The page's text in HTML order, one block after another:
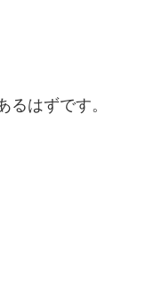
はずです。